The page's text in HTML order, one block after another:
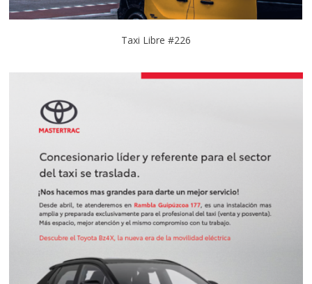
Taxi Libre #226